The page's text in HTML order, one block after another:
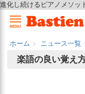
進化し続けるピアノメソッ
MENU
ホーム ニュース一覧
楽語の良い覚え